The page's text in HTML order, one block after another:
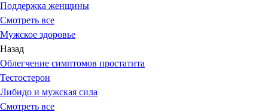
Поддержка женщины
Смотреть все
Мужское здоровье
Назад
Облегчение симптомов простатита
Тестостерон
Либидо и мужская сила
Смотреть все